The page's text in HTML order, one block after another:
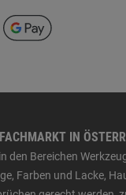
IN
den Bereichen
Farben und Lacke,